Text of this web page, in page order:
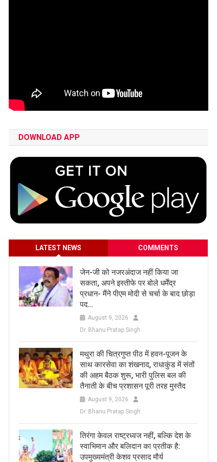
DOWNLOAD APP
LATEST NEWS COMMENTS
जेन-जी को नजरअंदाज नहीं किया जा
सकता, अपने इस्तीफे पर बोले धर्मेंद्र
प्रधान- मैंने पीएम मोदी से चर्चा के बाद छोड़ा
पद…
August 9, 2026
Dr. Bhanu Pratap Singh
मथुरा की चित्रगुप्त पीठ में हवन-पूजन के
साथ कारसेवा का शंखनाद, राधाकुंड में संतों
की अहम बैठक शुरू, भारी पुलिस बल की
तैनाती के बीच प्रशासन पूरी तरह मुस्तैद
August 9, 2026
Dr. Bhanu Pratap Singh
तिरंगा केवल राष्ट्रध्वज नहीं, बल्कि देश के
स्वाभिमान और बलिदान का प्रतीक है:
उपमुख्यमंत्री केशव प्रसाद मौर्य